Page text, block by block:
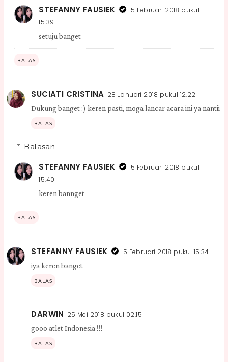
STEFANNY FAUSIEK
5 Februari 2018 pukul
15.39
setuju banget
BALAS
SUCIATI CRISTINA 28 Januari 2018 pukul 12.22
Dukung banget :) keren pasti, moga lancar acara ini ya nantii
BALAS
Balasan
STEFANNY FAUSIEK
5 Februari 2018 pukul
15.40
keren bannget
BALAS
STEFANNY FAUSIEK 5 Februari 2018 pukul 15.34
iya keren banget
BALAS
DARWIN 25 Mei 2018 pukul 02.15
gooo atlet Indonesia !!!
BALAS